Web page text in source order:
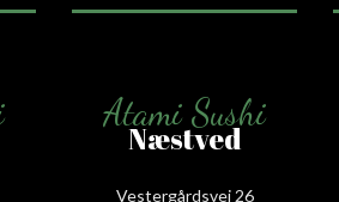
Atami Sushi
Næstved
Vestergårdsvej 26